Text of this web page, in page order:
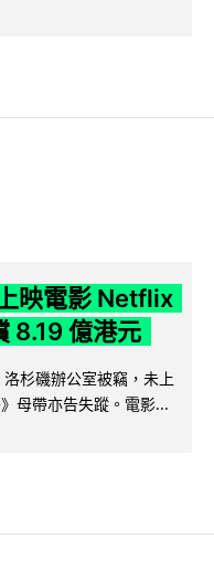
映電影 Netflix
8.19 億港元
杉磯辦公室被竊，未上
母帶亦告失蹤。電影...